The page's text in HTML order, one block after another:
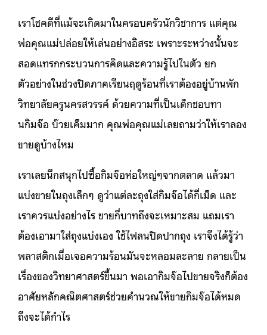
เราโชคดีที่แม้จะเกิดมาในครอบครัวนักวิชาการ แต่คุณ
พ่อคุณแม่ปล่อยให้เล่นอย่างอิสระ เพราะระหว่างนั้นจะ
สอดแทรกกระบวนการคิดและความรู้ไปในตัว ยก
ตัวอย่างในช่วงปิดภาคเรียนฤดูร้อนที่เราต้องอยู่บ้านพัก
วิทยาลัยครูนครสวรรค์ ด้วยความที่เป็นเด็กชอบทา
นกิมจ๊อ บ๊วยเค็มมาก คุณพ่อคุณแม่เลยถามว่าให้เราลอง
ขายดูบ้างไหม
เราเลยนึกสนุกไปซื้อกิมจ๊อห่อใหญ่ๆจากตลาด แล้วมา
แบ่งขายในถุงเล็กๆ ดูว่าแต่ละถุงใส่กิมจ๊อได้กี่เม็ด และ
เราควรแบ่งอย่างไร ขายกี่บาทถึงจะเหมาะสม แถมเรา
ต้องเอามาใส่ถุงแบ่งเอง ใช้ไฟลนปิดปากถุง เราจึงได้รู้ว่า
พลาสติกเมื่อเจอความร้อนมันจะหลอมละลาย กลายเป็น
เรื่องของวิทยาศาสตร์ขึ้นมา พอเอากิมจ๊อไปขายจริงก็ต้อง
อาศัยหลักคณิตศาสตร์ช่วยคำนวณให้ขายกิมจ๊อได้หมด
ถึงจะได้กำไร